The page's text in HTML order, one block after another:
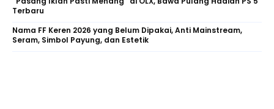
Terbaru
Nama FF Keren 2026 yang Belum Dipakai, Anti Mainstream,
Seram, Simbol Payung, dan Estetik